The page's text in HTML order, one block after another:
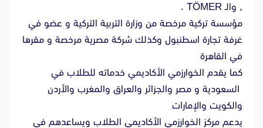
, والـ TÖMER .
مؤسسة تركية مرخصة من وزارة التربية التركية و عضو في
غرفة تجارة اسطنبول وكذلك شركة مصرية مرخصة و مقرها
في القاهرة
كما يقدم الخوارزمي الأكاديمي خدماته للطلاب في
السعودية و مصر والجزائر والعراق والمغرب والأردن
والكويت والإمارات
يدعم مركز الخوارزمي الأكاديمي الطلاب ويساعدهم في